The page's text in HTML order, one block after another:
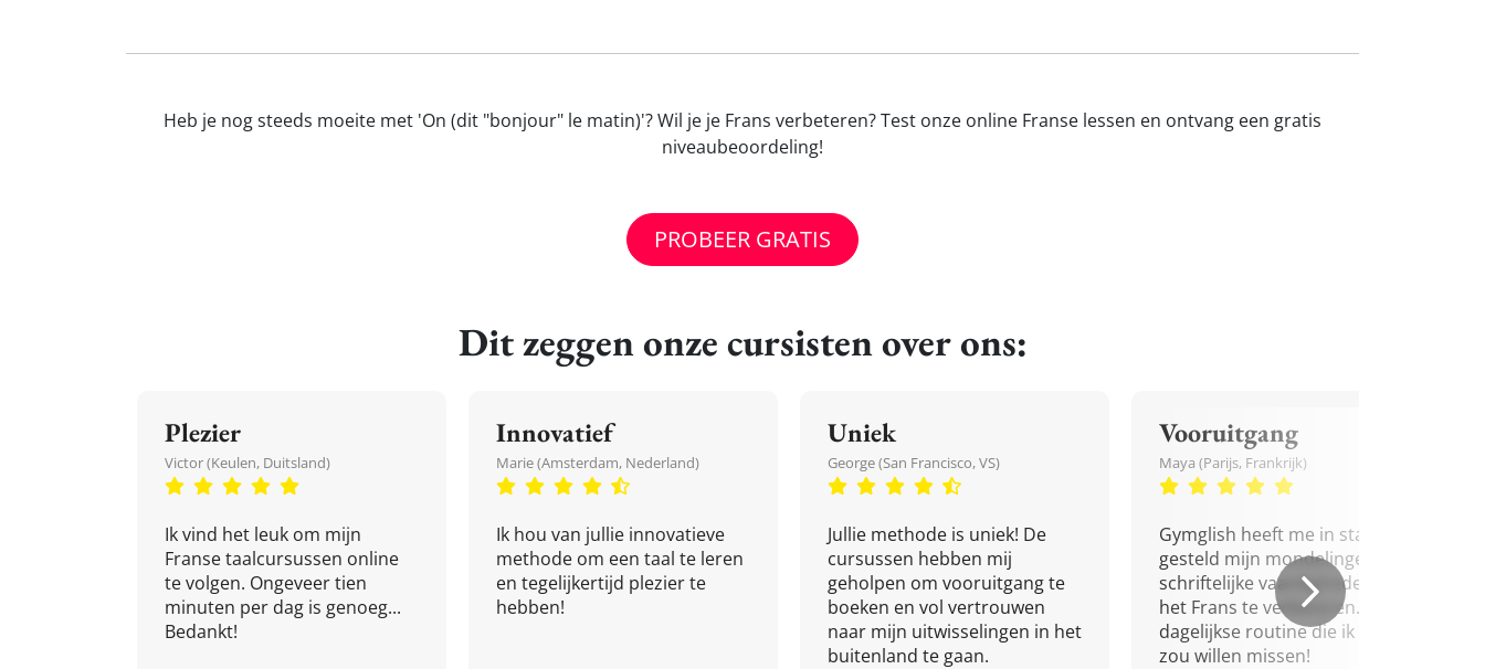
Heb je nog steeds moeite met 'On (dit "bonjour" le matin)'? Wil je je Frans verbeteren? Test onze online Franse lessen en ontvang een gratis
niveaubeoordeling!
PROBEER GRATIS
Dit zeggen onze cursisten over ons:
Plezier
Victor (Keulen, Duitsland)
Ik vind het leuk om mijn
Franse taalcursussen online
te volgen. Ongeveer tien
minuten per dag is genoeg...
Bedankt!
Innovatief
Marie (Amsterdam, Nederland)
Ik hou van jullie innovatieve
methode om een taal te leren
en tegelijkertijd plezier te
hebben!
Uniek
George (San Francisco, VS)
Jullie methode is uniek! De
cursussen hebben mij
geholpen om vooruitgang te
boeken en vol vertrouwen
naar mijn uitwisselingen in het
buitenland te gaan.
Vooruitgang
Maya (Parijs, Frankrijk)
Gymglish heeft me in staat
gesteld mijn mondelinge en
schriftelijke vaardigheden in
het Frans te verbeteren. Een
dagelijkse routine die ik niet
zou willen missen!